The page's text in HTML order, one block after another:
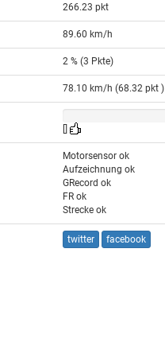
266.23 pkt
89.60 km/h
2 % (3 Pkte)
78.10 km/h (68.32 pkt )
[]
Motorsensor ok
Aufzeichnung ok
GRecord ok
FR ok
Strecke ok
twitter facebook